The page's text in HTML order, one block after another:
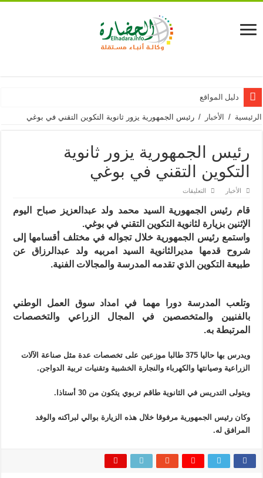
دليل المواقع
الرئيسية / الأخبار / رئيس الجمهورية يزور ثانوية التكوين التقني في بوغي
رئيس الجمهورية يزور ثانوية
التكوين التقني في بوغي
الأخبار التعليقات
الجمهورية
يزور
ثانوية
التكوين
التقني
في
بوغي
مغلقة
قام رئيس الجمهورية السيد محمد ولد عبدالعزيز صباح اليوم
الإثنين بزيارة لثانوية التكوين التقني في بوغي.
واستمع رئيس الجمهورية خلال تجواله في مختلف أقسامها إلى
شروح قدمها مديرالثانوية السيد امربيه ولد عبدالرزاق عن
طبيعة التكوين الذي تقدمه المدرسة والمجالات الفنية.
وتلعب المدرسة دورا مهما في امداد سوق العمل الوطني
بالفنيين والمتخصصين في المجال الزراعي والتخصصات
المرتبطة به.
ويدرس بها حاليا 375 طالبا موزعين على تخصصات عدة مثل صناعة الآلات
الزراعية وصيانتها والكهرباء والنجارة الخشبية وتقنيات تربية الدواجن.
ويتولى التدريس في الثانوية طاقم تربوي يتكون من 30 أستاذا.
وكان رئيس الجمهورية مرفوقا خلال هذه الزيارة بوالي لبراكنه والوفد
المرافق له.